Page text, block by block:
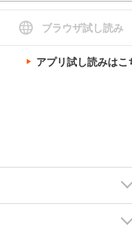
ブラウザ試し読み
アプリ試し読みはこ